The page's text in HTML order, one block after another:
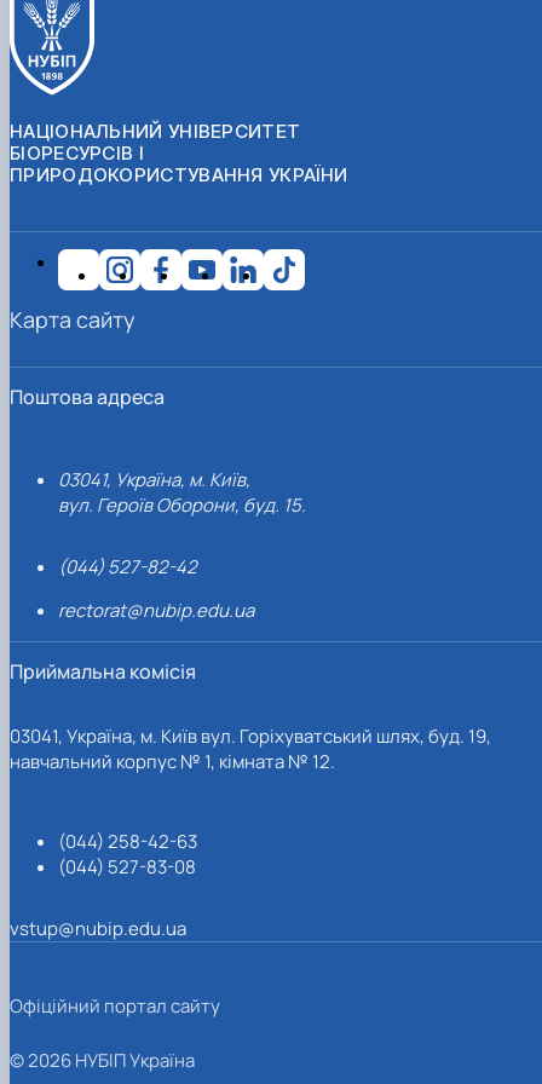
НАЦІОНАЛЬНИЙ УНІВЕРСИТЕТ
БІОРЕСУРСІВ І
ПРИРОДОКОРИСТУВАННЯ УКРАЇНИ
Поштова адреса
03041, Україна, м. Київ,
вул. Героїв Оборони, буд. 15.
(044) 527-82-42
rectorat@nubip.edu.ua
Приймальна комісія
03041, Україна, м. Київ вул. Горіхуватський шлях, буд. 19,
навчальний корпус № 1, кімната № 12.
(044) 258-42-63
(044) 527-83-08
vstup@nubip.edu.ua
Карта сайту
Офіційний портал сайту
© 2026 НУБІП Україна